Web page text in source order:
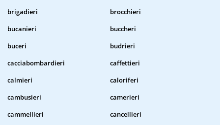
brigadieri
brocchieri
bucanieri
buccheri
buceri
budrieri
cacciabombardieri
caffettieri
calmieri
caloriferi
cambusieri
camerieri
cammellieri
cancellieri